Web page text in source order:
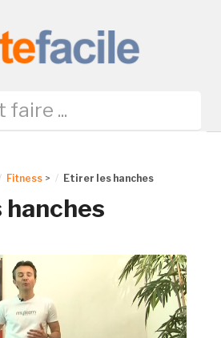
Fitness > Etirer les hanches